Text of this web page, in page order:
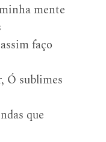
mente
faço
Ó sublimes
que